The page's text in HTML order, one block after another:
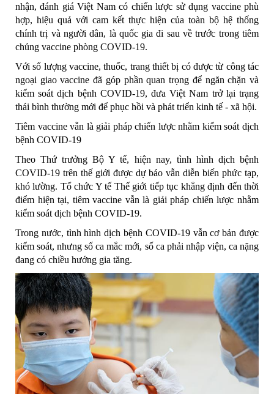
nhận, đánh giá Việt Nam có chiến lược sử dụng vaccine phù
hợp, hiệu quả với cam kết thực hiện của toàn bộ hệ thống
chính trị và người dân, là quốc gia đi sau về trước trong tiêm
chủng vaccine phòng COVID-19.
Với số lượng vaccine, thuốc, trang thiết bị có được từ công tác
ngoại giao vaccine đã góp phần quan trọng để ngăn chặn và
kiểm soát dịch bệnh COVID-19, đưa Việt Nam trở lại trạng
thái bình thường mới để phục hồi và phát triển kinh tế - xã hội.
Tiêm vaccine vẫn là giải pháp chiến lược nhằm kiểm soát dịch
bệnh COVID-19
Theo Thứ trưởng Bộ Y tế, hiện nay, tình hình dịch bệnh
COVID-19 trên thế giới được dự báo vẫn diễn biến phức tạp,
khó lường. Tổ chức Y tế Thế giới tiếp tục khẳng định đến thời
điểm hiện tại, tiêm vaccine vẫn là giải pháp chiến lược nhằm
kiểm soát dịch bệnh COVID-19.
Trong nước, tình hình dịch bệnh COVID-19 vẫn cơ bản được
kiểm soát, nhưng số ca mắc mới, số ca phải nhập viện, ca nặng
đang có chiều hướng gia tăng.